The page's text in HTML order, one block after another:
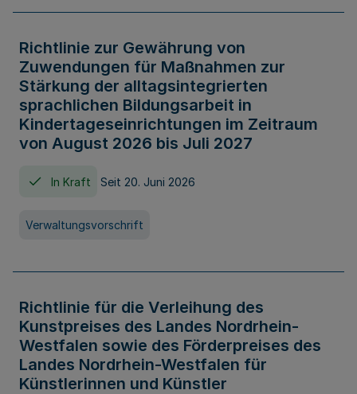
Richtlinie zur Gewährung von
Zuwendungen für Maßnahmen zur
Stärkung der alltagsintegrierten
sprachlichen Bildungsarbeit in
Kindertageseinrichtungen im Zeitraum
von August 2026 bis Juli 2027
In Kraft Seit 20. Juni 2026
Verwaltungsvorschrift
Richtlinie für die Verleihung des
Kunstpreises des Landes Nordrhein-
Westfalen sowie des Förderpreises des
Landes Nordrhein-Westfalen für
Künstlerinnen und Künstler